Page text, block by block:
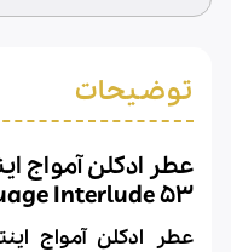
توضیحات
Interlude 53